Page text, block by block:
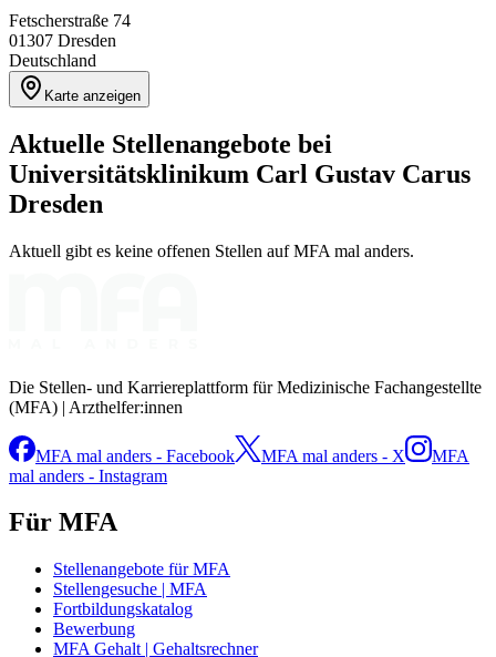
Fetscherstraße 74
01307 Dresden
Deutschland
Karte anzeigen
Aktuelle Stellenangebote bei
Universitätsklinikum Carl Gustav Carus
Dresden
Aktuell gibt es keine offenen Stellen auf MFA mal anders.
Die Stellen- und Karriereplattform für Medizinische Fachangestellte
(MFA) | Arzthelfer:innen
MFA mal anders - Facebook MFA mal anders - X
MFA
mal anders - Instagram
Für MFA
Stellenangebote für MFA
Stellengesuche | MFA
Fortbildungskatalog
Bewerbung
MFA Gehalt | Gehaltsrechner